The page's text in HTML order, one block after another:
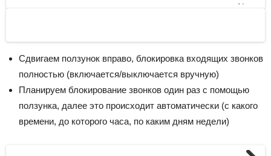
Next
Сдвигаем ползунок вправо, блокировка входящих звонков
полностью (включается/выключается вручную)
Планируем блокирование звонков один раз с помощью
ползунка, далее это происходит автоматически (с какого
времени, до которого часа, по каким дням недели)